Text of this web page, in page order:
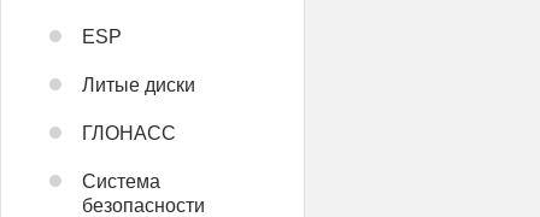
ESP
Литые диски
ГЛОНАСС
Система
безопасности